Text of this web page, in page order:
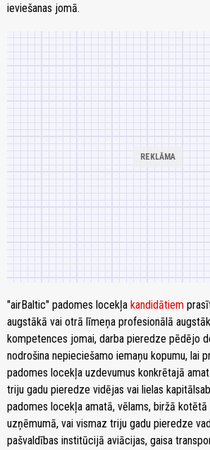
ieviešanas jomā.
"airBaltic" padomes locekļa kandidātiem
augstākā vai otrā līmeņa profesionālā
kompetences jomai, darba pieredze pēdējo
nodrošina nepieciešamo iemaņu kopumu, lai
padomes locekļa uzdevumus konkrētajā
triju gadu pieredze vidējas vai lielas
padomes locekļa amatā, vēlams, biržā
uzņēmumā, vai vismaz triju gadu pieredze
pašvaldības institūcijā aviācijas, gaisa